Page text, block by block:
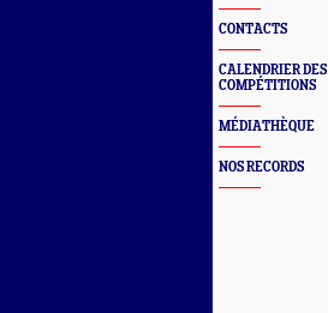
CONTACTS
CALENDRIER DES
COMPÉTITIONS
MÉDIATHÈQUE
NOS RECORDS